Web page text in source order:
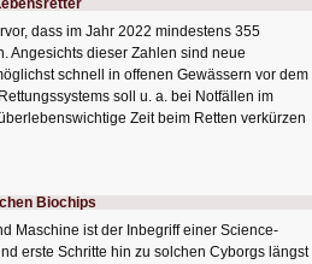
dass im Jahr 2022 mindestens 355
Angesichts dieser Zahlen sind neue
schnell in offenen Gewässern vor dem
soll u. a. bei Notfällen im
Zeit beim Retten verkürzen
Biochips
Maschine ist der Inbegriff einer Science-
erste Schritte hin zu solchen Cyborgs längst